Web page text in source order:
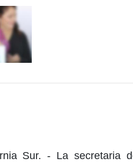
Sur. - La secretaria